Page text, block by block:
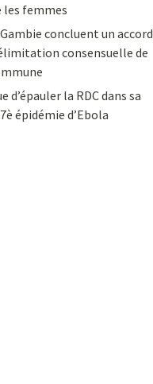
les femmes
concluent un accord
consensuelle de
d’épauler la RDC dans sa
épidémie d’Ebola